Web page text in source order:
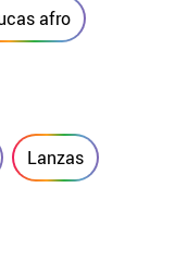
afro
Lanzas